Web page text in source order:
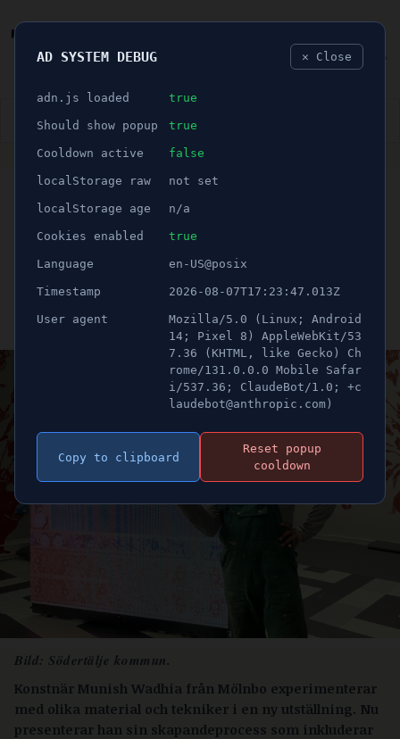
👮🏻‍♂️ BLÅLJUS ÅSIKTER SPORT
ANNONS
"En tillåtande och
befriande plats där allting
är möjligt"
Publicerad 25 maj 2023 06:00
Bild: Södertälje kommun.
Konstnär Munish Wadhia från Mölnbo experimenterar
med olika material och tekniker i en ny utställning. Nu
presenterar han sin skapandeprocess som inkluderar
AD SYSTEM DEBUG ✕ Close
adn.js loaded true
Should show popup true
Cooldown active false
localStorage raw not set
localStorage age n/a
Cookies enabled true
Language en-US@posix
Timestamp 2026-08-07T17:23:47.013Z
User agent
Mozilla/5.0 (Linux; Android
14; Pixel 8) AppleWebKit/53
7.36 (KHTML, like Gecko) Ch
rome/131.0.0.0 Mobile Safar
i/537.36; ClaudeBot/1.0; +c
laudebot@anthropic.com)
Copy to clipboard
Reset popup
cooldown